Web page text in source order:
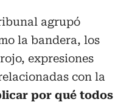
agrupó
la bandera, los
expresiones
con la
por qué todos